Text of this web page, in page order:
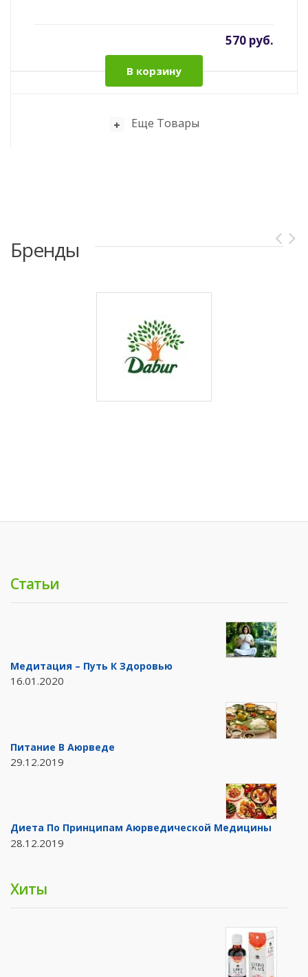
570 руб.
В корзину
Еще Товары
Бренды
Статьи
Медитация – Путь К Здоровью
16.01.2020
Питание В Аюрведе
29.12.2019
Диета По Принципам Аюрведической Медицины
28.12.2019
Хиты